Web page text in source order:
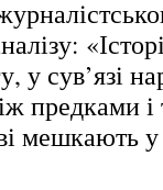
у сув’язі
предками
мешкають у